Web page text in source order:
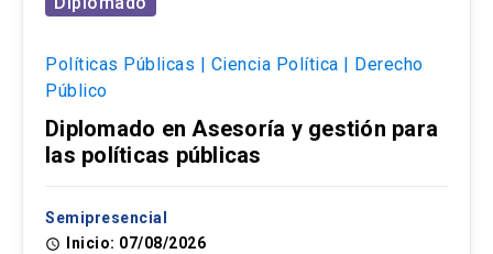
Políticas Públicas | Ciencia Política | Derecho
Público
Diplomado en Asesoría y gestión para
las políticas públicas
Semipresencial
access_time Inicio: 07/08/2026